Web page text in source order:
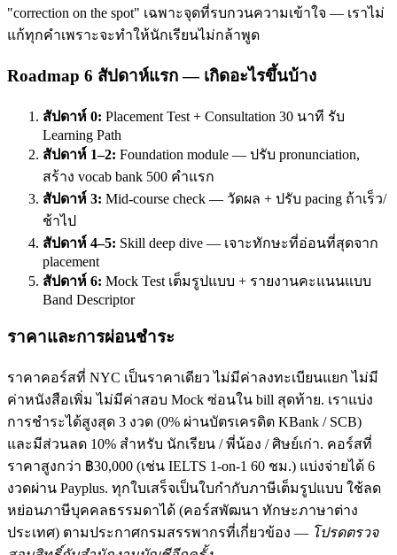
"correction on the spot" เฉพาะจุดที่รบกวนความเข้าใจ — เราไม่
แก้ทุกคำเพราะจะทำให้นักเรียนไม่กล้าพูด
Roadmap 6 สัปดาห์แรก — เกิดอะไรขึ้นบ้าง
สัปดาห์ 0: Placement Test + Consultation 30 นาที รับ
Learning Path
สัปดาห์ 1–2: Foundation module — ปรับ pronunciation,
สร้าง vocab bank 500 คำแรก
สัปดาห์ 3: Mid-course check — วัดผล + ปรับ pacing ถ้าเร็ว/
ช้าไป
สัปดาห์ 4–5: Skill deep dive — เจาะทักษะที่อ่อนที่สุดจาก
placement
สัปดาห์ 6: Mock Test เต็มรูปแบบ + รายงานคะแนนแบบ
Band Descriptor
ราคาและการผ่อนชำระ
ราคาคอร์สที่ NYC เป็นราคาเดียว ไม่มีค่าลงทะเบียนแยก ไม่มี
ค่าหนังสือเพิ่ม ไม่มีค่าสอบ Mock ซ่อนใน bill สุดท้าย. เราแบ่ง
การชำระได้สูงสุด 3 งวด (0% ผ่านบัตรเครดิต KBank / SCB)
และมีส่วนลด 10% สำหรับ นักเรียน / พี่น้อง / ศิษย์เก่า. คอร์สที่
ราคาสูงกว่า ฿30,000 (เช่น IELTS 1-on-1 60 ชม.) แบ่งจ่ายได้ 6
งวดผ่าน Payplus. ทุกใบเสร็จเป็นใบกำกับภาษีเต็มรูปแบบ ใช้ลด
หย่อนภาษีบุคคลธรรมดาได้ (คอร์สพัฒนา ทักษะภาษาต่าง
ประเทศ) ตามประกาศกรมสรรพากรที่เกี่ยวข้อง — โปรดตรวจ